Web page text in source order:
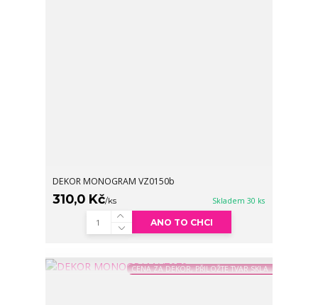
DEKOR MONOGRAM VZ0150b
310,0 Kč/ks Skladem 30 ks
ANO TO CHCI
CENA ZA DEKOR, PŘILOŽTE TVAR SKLA